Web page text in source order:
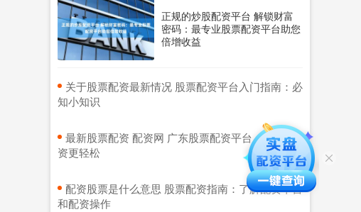
正规的炒股配资平台 解锁财富
密码：最专业股票配资平台助您
倍增收益
​关于股票配资最新情况 股票配资平台入门指南：必
知小知识
​最新股票配资 配资网 广东股票配资平台：助你投
资更轻松
​配资股票是什么意思 股票配资指南：了解配资平台
和配资操作